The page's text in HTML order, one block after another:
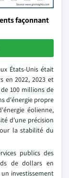
façonnant
États-Unis était
en 2022, 2023 et
100 millions de
d'énergie propre
éolienne,
d'une précision
la stabilité du
publics des
de dollars en
investissement